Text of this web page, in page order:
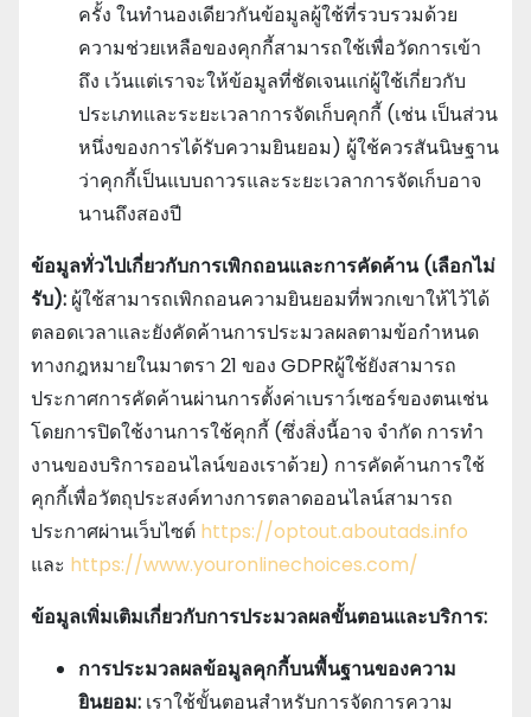
ครั้ง ในทํานองเดียวกันข้อมูลผู้ใช้ที่รวบรวมด้วย
ความช่วยเหลือของคุกกี้สามารถใช้เพื่อวัดการเข้า
ถึง เว้นแต่เราจะให้ข้อมูลที่ชัดเจนแก่ผู้ใช้เกี่ยวกับ
ประเภทและระยะเวลาการจัดเก็บคุกกี้ (เช่น เป็นส่วน
หนึ่งของการได้รับความยินยอม) ผู้ใช้ควรสันนิษฐาน
ว่าคุกกี้เป็นแบบถาวรและระยะเวลาการจัดเก็บอาจ
นานถึงสองปี
ข้อมูลทั่วไปเกี่ยวกับการเพิกถอนและการคัดค้าน (เลือกไม่
รับ): ผู้ใช้สามารถเพิกถอนความยินยอมที่พวกเขาให้ไว้ได้
ตลอดเวลาและยังคัดค้านการประมวลผลตามข้อกําหนด
ทางกฎหมายในมาตรา 21 ของ GDPRผู้ใช้ยังสามารถ
ประกาศการคัดค้านผ่านการตั้งค่าเบราว์เซอร์ของตนเช่น
โดยการปิดใช้งานการใช้คุกกี้ (ซึ่งสิ่งนี้อาจ จํากัด การทํา
งานของบริการออนไลน์ของเราด้วย) การคัดค้านการใช้
คุกกี้เพื่อวัตถุประสงค์ทางการตลาดออนไลน์สามารถ
ประกาศผ่านเว็บไซต์ https://optout.aboutads.info
และ https://www.youronlinechoices.com/
ข้อมูลเพิ่มเติมเกี่ยวกับการประมวลผลขั้นตอนและบริการ:
การประมวลผลข้อมูลคุกกี้บนพื้นฐานของความ
ยินยอม: เราใช้ขั้นตอนสําหรับการจัดการความ